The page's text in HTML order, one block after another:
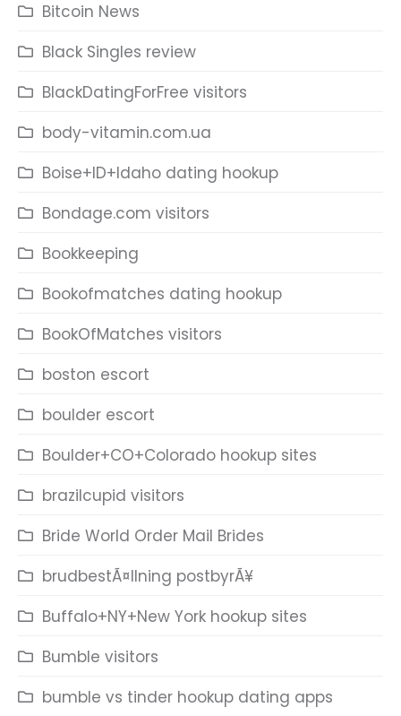
Bitcoin News
Black Singles review
BlackDatingForFree visitors
body-vitamin.com.ua
Boise+ID+Idaho dating hookup
Bondage.com visitors
Bookkeeping
Bookofmatches dating hookup
BookOfMatches visitors
boston escort
boulder escort
Boulder+CO+Colorado hookup sites
brazilcupid visitors
Bride World Order Mail Brides
brudbestÃ¤llning postbyrÃ¥
Buffalo+NY+New York hookup sites
Bumble visitors
bumble vs tinder hookup dating apps